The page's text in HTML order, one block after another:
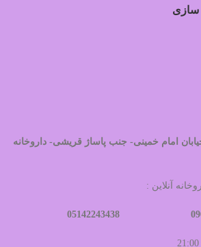
سازی
امام خمینی- جنب پاساژ قریشی- داروخانه
آنلاین :